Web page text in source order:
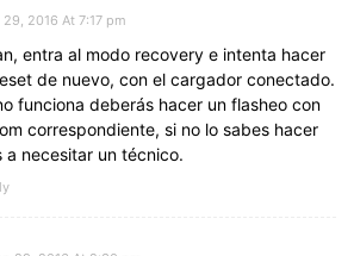
29, 2016 At 7:17 pm
entra al modo recovery e intenta hacer
de nuevo, con el cargador conectado.
funciona deberás hacer un flasheo con
correspondiente, si no lo sabes hacer
a necesitar un técnico.